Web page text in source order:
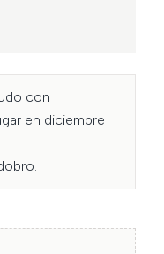
con
en diciembre